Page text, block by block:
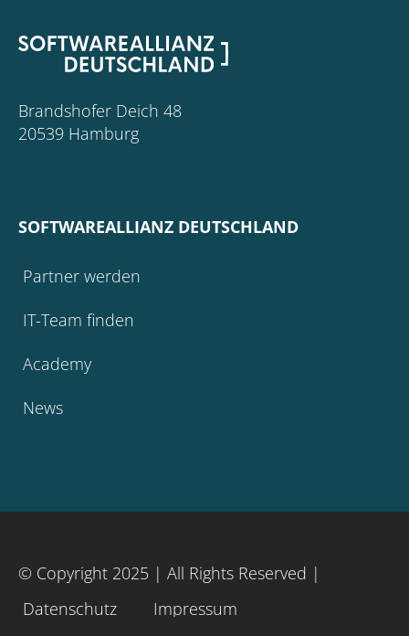
Brandshofer Deich 48
20539 Hamburg
SOFTWAREALLIANZ DEUTSCHLAND
Partner werden
IT-Team finden
Academy
News
© Copyright 2025 | All Rights Reserved |
Datenschutz
Impressum